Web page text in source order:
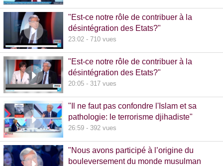
"Est-ce notre rôle de contribuer à la
désintégration des Etats?"
23:02 - 710 vues
"Est-ce notre rôle de contribuer à la
désintégration des Etats?"
20:05 - 317 vues
"Il ne faut pas confondre l'Islam et sa
pathologie: le terrorisme djihadiste"
26:59 - 392 vues
"Nous avons participé à l’origine du
bouleversement du monde musulman